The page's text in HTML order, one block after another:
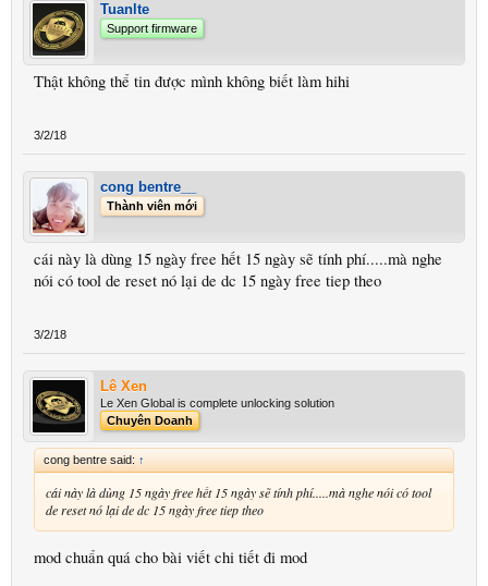
Tuanlte
Support firmware
Thật không thể tin được mình không biết làm hihi
3/2/18
cong bentre__
Thành viên mới
cái này là dùng 15 ngày free hết 15 ngày sẽ tính phí.....mà nghe
nói có tool de reset nó lại de dc 15 ngày free tiep theo
3/2/18
Lê Xen
Le Xen Global is complete unlocking solution
Chuyên Doanh
cong bentre said: ↑
cái này là dùng 15 ngày free hết 15 ngày sẽ tính phí.....mà nghe nói có tool
de reset nó lại de dc 15 ngày free tiep theo
mod chuẩn quá cho bài viết chi tiết đi mod